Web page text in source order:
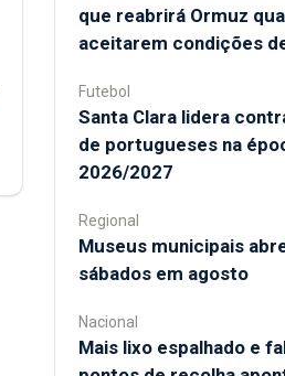
que reabrirá Ormuz
aceitarem condições
Futebol
Santa Clara lidera
de portugueses na
2026/2027
Regional
Museus municipais
sábados em agosto
Nacional
Mais lixo espalhado e